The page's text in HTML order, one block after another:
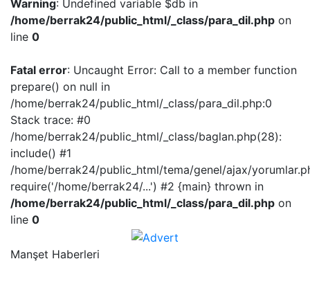
Warning: Undefined variable $db in
/home/berrak24/public_html/_class/para_dil.php on
line 0
Fatal error: Uncaught Error: Call to a member function
prepare() on null in
/home/berrak24/public_html/_class/para_dil.php:0
Stack trace: #0
/home/berrak24/public_html/_class/baglan.php(28):
include() #1
/home/berrak24/public_html/tema/genel/ajax/
require('/home/berrak24/...') #2 {main} thrown in
/home/berrak24/public_html/_class/para_dil.php on
line 0
Manşet Haberleri